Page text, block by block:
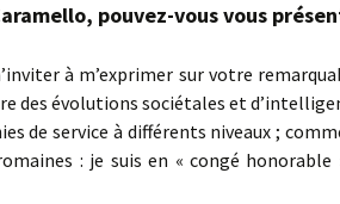
pouvez-vous vous
à m’exprimer sur votre
des évolutions sociétales et
de service à différents niveaux ;
: je suis en « congé